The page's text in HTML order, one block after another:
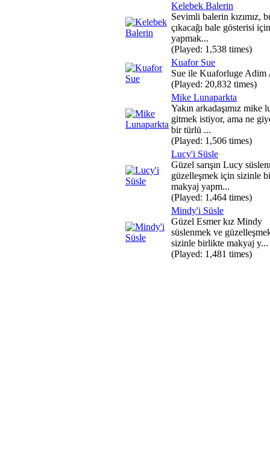
Kelebek Balerin
Sevimli balerin kızımız,
çıkacağı bale gösterisi
yapmak...
(Played: 1,538 times)
Kuafor Sue
Sue ile Kuaforluge Adim
(Played: 20,832 times)
Mike Lunaparkta
Yakın arkadaşımız mike
gitmek istiyor, ama ne
bir türlü ...
(Played: 1,506 times)
Lucy'i Süsle
Güzel sarışın Lucy
güzelleşmek için sizinle
makyaj yapm...
(Played: 1,464 times)
Mindy'i Süsle
Güzel Esmer kız Mindy
süslenmek ve
sizinle birlikte makyaj y...
(Played: 1,481 times)